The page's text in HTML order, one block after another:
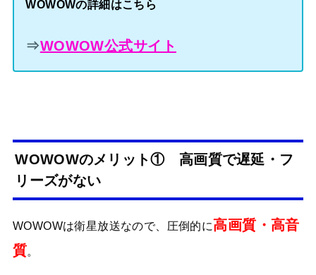
WOWOWの詳細はこちら
⇒WOWOW公式サイト
WOWOWのメリット① 高画質で遅延・フ
リーズがない
WOWOWは衛星放送なので、圧倒的に高画質・高音
質。